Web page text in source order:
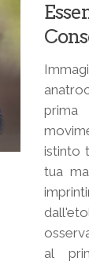
istinto
tua
al